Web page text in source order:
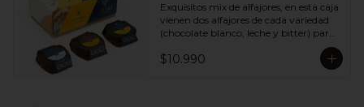
Exquisitos mix de alfajores, en esta caja
vienen dos alfajores de cada variedad
(chocolate blanco, leche y bitter) para
querido.
$10.990